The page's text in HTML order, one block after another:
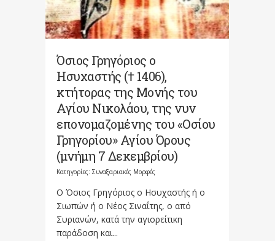
Όσιος Γρηγόριος ο
Ησυχαστής († 1406),
κτήτορας της Μονής του
Αγίου Νικολάου, της νυν
επονομαζομένης του «Οσίου
Γρηγορίου» Αγίου Όρους
(μνήμη 7 Δεκεμβρίου)
Κατηγορίες: Συναξαριακές Μορφές
Ο Όσιος Γρηγόριος ο Ησυχαστής ή ο
Σιωπών ή ο Νέος Σιναΐτης, ο από
Συριανών, κατά την αγιορείτικη
παράδοση και...